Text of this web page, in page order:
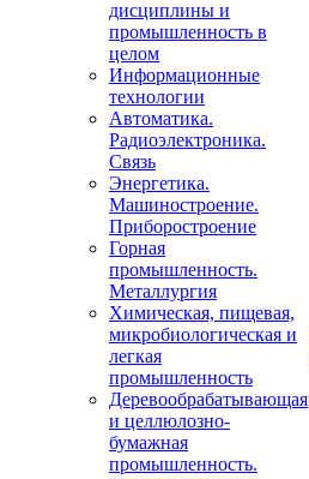
дисциплины и
промышленность в
целом
Информационные
технологии
Автоматика.
Радиоэлектроника.
Связь
Энергетика.
Машиностроение.
Приборостроение
Горная
промышленность.
Металлургия
Химическая, пищевая,
микробиологическая и
легкая
промышленность
Деревообрабатывающая
и целлюлозно-
бумажная
промышленность.